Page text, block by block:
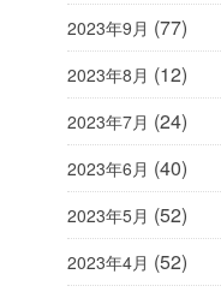
2023年9月 (77)
2023年8月 (12)
2023年7月 (24)
2023年6月 (40)
2023年5月 (52)
2023年4月 (52)